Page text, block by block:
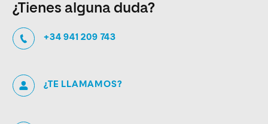
¿Tienes alguna duda?
+34 941 209 743
¿TE LLAMAMOS?